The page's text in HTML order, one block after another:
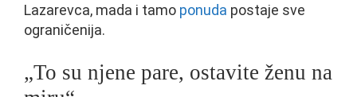
Lazarevca, mada i tamo ponuda postaje sve
ograničenija.
„To su njene pare, ostavite ženu na